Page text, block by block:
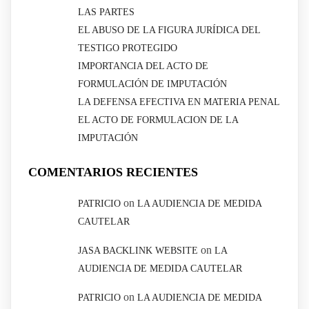
LAS PARTES
EL ABUSO DE LA FIGURA JURÍDICA DEL
TESTIGO PROTEGIDO
IMPORTANCIA DEL ACTO DE
FORMULACIÓN DE IMPUTACIÓN
LA DEFENSA EFECTIVA EN MATERIA PENAL
EL ACTO DE FORMULACION DE LA
IMPUTACIÓN
COMENTARIOS RECIENTES
PATRICIO on LA AUDIENCIA DE MEDIDA
CAUTELAR
JASA BACKLINK WEBSITE on LA
AUDIENCIA DE MEDIDA CAUTELAR
PATRICIO on LA AUDIENCIA DE MEDIDA